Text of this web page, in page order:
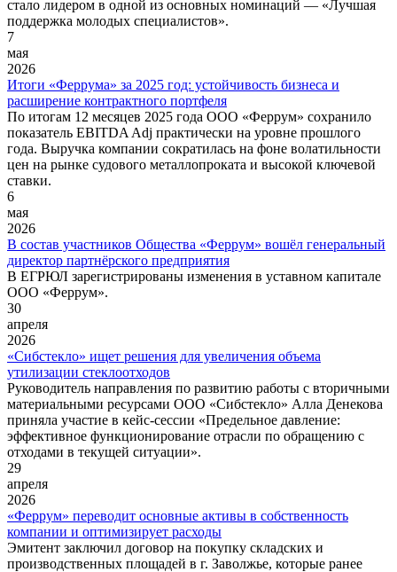
стало лидером в одной из основных номинаций — «Лучшая
поддержка молодых специалистов».
7
мая
2026
Итоги «Феррума» за 2025 год: устойчивость бизнеса и
расширение контрактного портфеля
По итогам 12 месяцев 2025 года ООО «Феррум» сохранило
показатель EBITDA Adj практически на уровне прошлого
года. Выручка компании сократилась на фоне волатильности
цен на рынке судового металлопроката и высокой ключевой
ставки.
6
мая
2026
В состав участников Общества «Феррум» вошёл генеральный
директор партнёрского предприятия
В ЕГРЮЛ зарегистрированы изменения в уставном капитале
ООО «Феррум».
30
апреля
2026
«Сибстекло» ищет решения для увеличения объема
утилизации стеклоотходов
Руководитель направления по развитию работы с вторичными
материальными ресурсами ООО «Сибстекло» Алла Денекова
приняла участие в кейс-сессии «Предельное давление:
эффективное функционирование отрасли по обращению с
отходами в текущей ситуации».
29
апреля
2026
«Феррум» переводит основные активы в собственность
компании и оптимизирует расходы
Эмитент заключил договор на покупку складских и
производственных площадей в г. Заволжье, которые ранее